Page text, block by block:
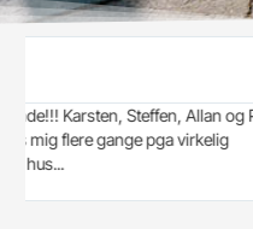
Karsten, Steffen, Allan og Patrick
flere gange pga virkelig